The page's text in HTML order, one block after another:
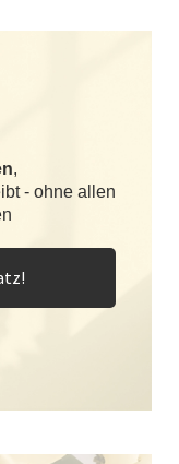
,
- ohne allen